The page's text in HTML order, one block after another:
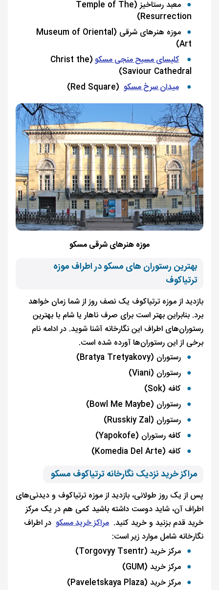
معبد رستاخیز (Temple of The
Resurrection)
موزه هنرهای شرقی (Museum of Oriental
Art)
کلیسای مسیح منجی مسکو (Christ the
Saviour Cathedral)
میدان سرخ مسکو (Red Square)
موزه هنرهای شرقی مسکو
بهترین رستوران های مسکو در اطراف موزه
ترتیاکوف
بازدید از موزه ترتیاکوف یک نصف روز از شما زمان خواهد
برد. بنابراین بهتر است برای صرف ناهار یا شام با بهترین
رستوران‌های اطراف این نگارخانه آشنا شوید. در ادامه نام
برخی از این رستوران‌ها آورده شده است.
رستوران (Bratya Tretyakovy)
رستوران (Viani)
کافه (Sok)
رستوران (Bowl Me Maybe)
رستوران (Russkiy Zal)
کافه رستوران (Yapokofe)
کافه (Komedia Del Arte)
مراکز خرید نزدیک نگارخانه ترتیاکوف مسکو
پس از یک روز طولانی، بازدید از موزه ترتیاکوف و دیدنی‌های
اطراف آن، شاید دوست داشته باشید کمی هم در یک مرکز
خرید قدم بزنید و خرید کنید. مراکز خرید مسکو در اطراف
نگارخانه شامل موارد زیر است:
مرکز خرید (Torgovyy Tsentr)
مرکز خرید (GUM)
مرکز خرید (Paveletskaya Plaza)